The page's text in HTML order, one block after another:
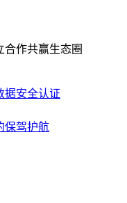
合作共赢生态圈
据安全认证
保驾护航